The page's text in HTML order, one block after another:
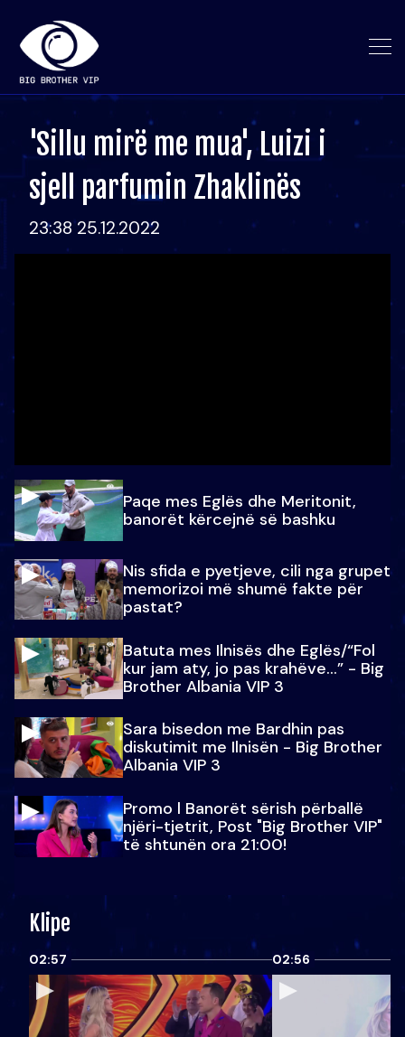
'Sillu mirë me mua', Luizi i
sjell parfumin Zhaklinës
23:38 25.12.2022
Paqe mes Eglës dhe Meritonit,
banorët kërcejnë së bashku
Nis sfida e pyetjeve, cili nga grupet
memorizoi më shumë fakte për
pastat?
Batuta mes Ilnisës dhe Eglës/“Fol
kur jam aty, jo pas krahëve…” - Big
Brother Albania VIP 3
Sara bisedon me Bardhin pas
diskutimit me Ilnisën - Big Brother
Albania VIP 3
Promo l Banorët sërish përballë
njëri-tjetrit, Post "Big Brother VIP"
të shtunën ora 21:00!
Klipe
02:57 02:56